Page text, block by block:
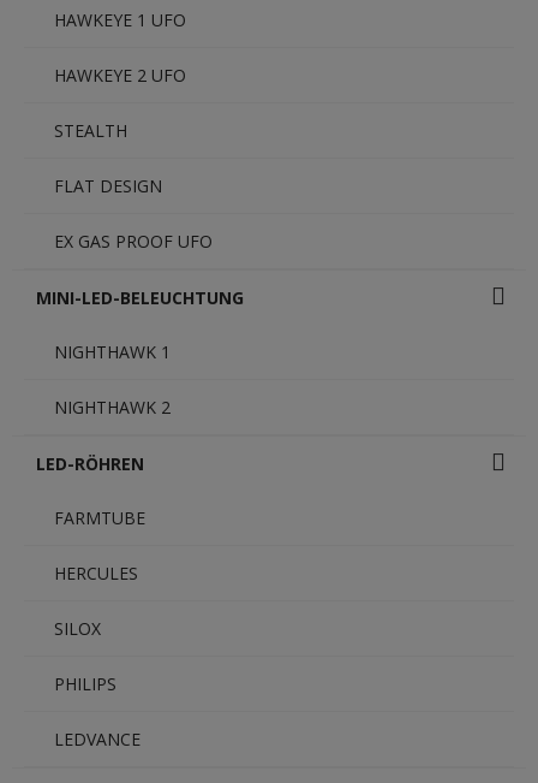
HAWKEYE 1 UFO
HAWKEYE 2 UFO
STEALTH
FLAT DESIGN
EX GAS PROOF UFO
MINI-LED-BELEUCHTUNG
NIGHTHAWK 1
NIGHTHAWK 2
LED-RÖHREN
FARMTUBE
HERCULES
SILOX
PHILIPS
LEDVANCE